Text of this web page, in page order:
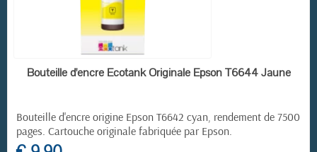
EN STOCK
Bouteille d'encre Ecotank Originale Epson T6644 Jaune
Bouteille d'encre origine Epson T6642 cyan, rendement de 7500
pages. Cartouche originale fabriquée par Epson.